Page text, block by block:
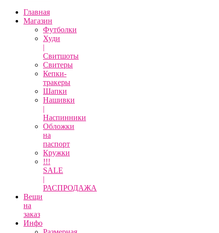
Главная
Магазин
Футболки
Худи
|
Свитшоты
Свитеры
Кепки-
тракеры
Шапки
Нашивки
|
Наспинники
Обложки
на
паспорт
Кружки
!!!
SALE
|
РАСПРОДАЖА
Вещи
на
заказ
Инфо